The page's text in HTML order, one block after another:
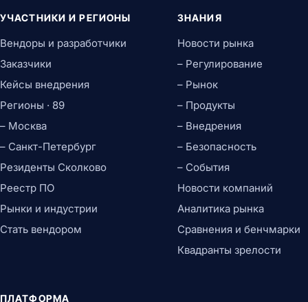
УЧАСТНИКИ И РЕГИОНЫ
Вендоры и разработчики
Заказчики
Кейсы внедрения
Регионы · 89
– Москва
– Санкт-Петербург
Резиденты Сколково
Реестр ПО
Рынки и индустрии
Стать вендором
ЗНАНИЯ
Новости рынка
– Регулирование
– Рынок
– Продукты
– Внедрения
– Безопасность
– События
Новости компаний
Аналитика рынка
Сравнения и бенчмарки
Квадранты зрелости
ПЛАТФОРМА